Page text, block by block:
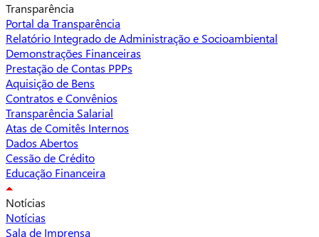
Transparência
Portal da Transparência
Relatório Integrado de Administração e Socioambiental
Demonstrações Financeiras
Prestação de Contas PPPs
Aquisição de Bens
Contratos e Convênios
Transparência Salarial
Atas de Comitês Internos
Dados Abertos
Cessão de Crédito
Educação Financeira
Notícias
Notícias
Sala de Imprensa